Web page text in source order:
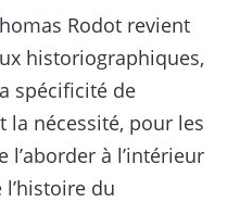
Rodot revient
historiographiques,
spécificité de
la nécessité, pour les
l’aborder à l’intérieur
du